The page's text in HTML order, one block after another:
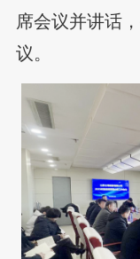
席会议并讲话
议。